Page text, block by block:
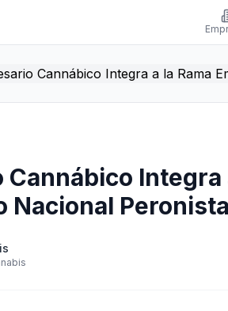
Cannábico Integra
Nacional Peronista